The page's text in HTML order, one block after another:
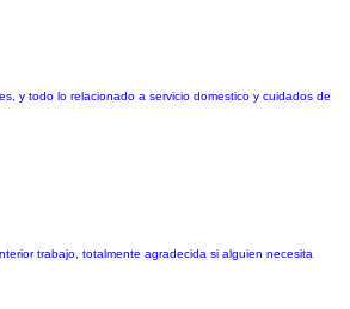
y todo lo relacionado a servicio domestico y cuidados de
trabajo, totalmente agradecida si alguien necesita